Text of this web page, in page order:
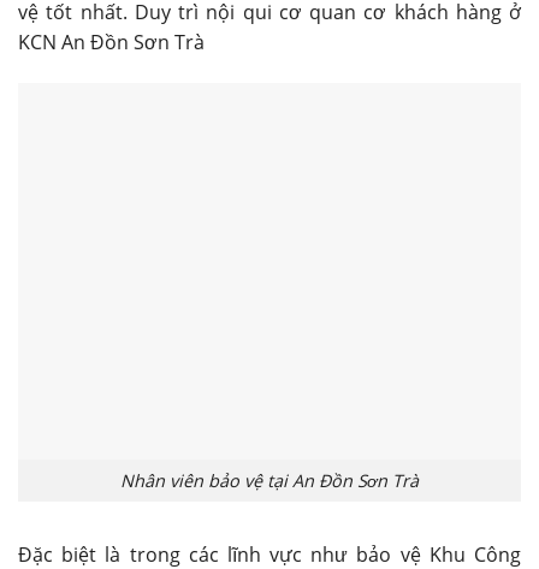
vệ tốt nhất. Duy trì nội qui cơ quan cơ khách hàng ở
KCN An Đồn Sơn Trà
Nhân viên bảo vệ tại An Đồn Sơn Trà
Đặc biệt là trong các lĩnh vực như bảo vệ Khu Công